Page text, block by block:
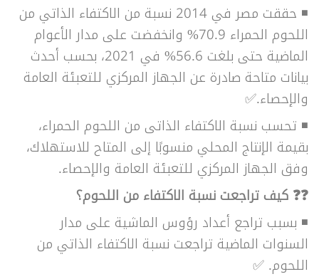
◾ حققت مصر في 2014 نسبة من الاكتفاء الذاتي من
اللحوم الحمراء 70.9% وانخفضت على مدار الأعوام
الماضية حتى بلغت 56.6% في 2021، بحسب أحدث
بيانات متاحة صادرة عن الجهاز المركزي للتعبئة العامة
والإحصاء.✅
◾ تحسب نسبة الاكتفاء الذاتى من اللحوم الحمراء،
بقيمة الإنتاج المحلي منسوبًا إلى المتاح للاستهلاك،
وفق الجهاز المركزي للتعبئة العامة والإحصاء.
❓❓ كيف تراجعت نسبة الاكتفاء من اللحوم؟
◾ بسبب تراجع أعداد رؤوس الماشية على مدار
السنوات الماضية تراجعت نسبة الاكتفاء الذاتي من
اللحوم. ✅